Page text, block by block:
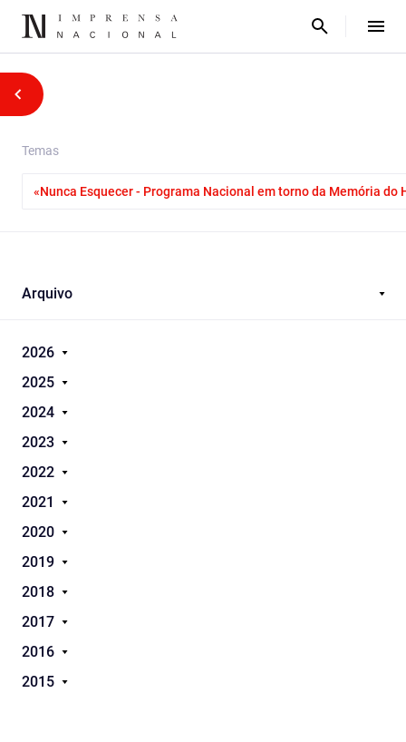
Temas
«Nunca Esquecer - Programa Nacional em torno da Memória do
Arquivo
2026
2025
2024
2023
2022
2021
2020
2019
2018
2017
2016
2015